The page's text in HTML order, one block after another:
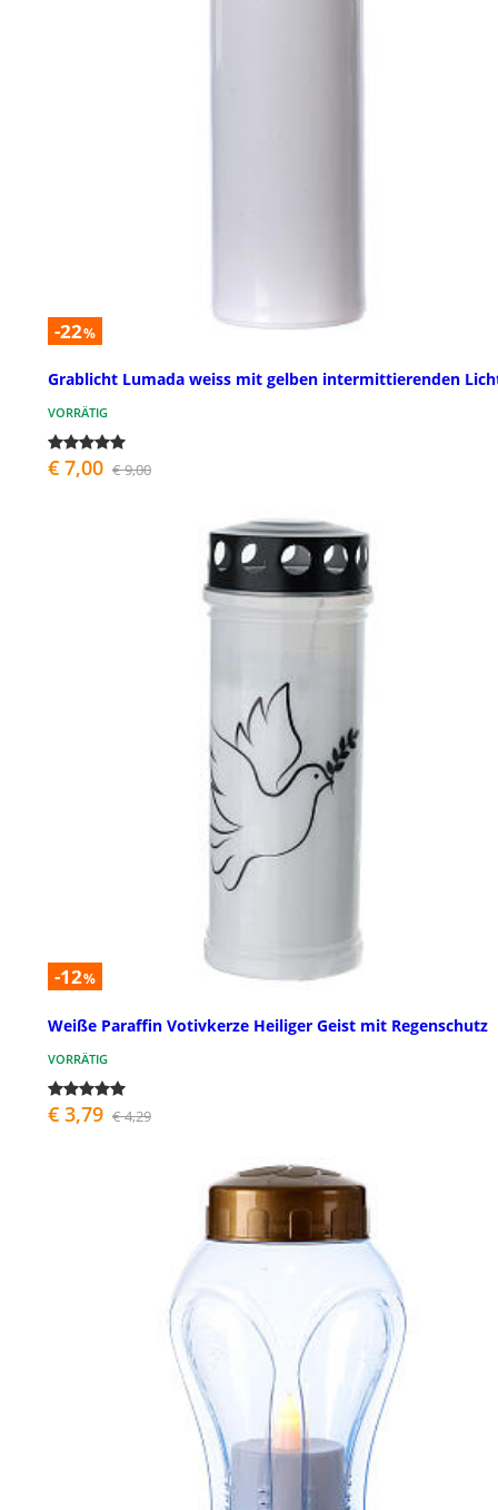
-22%
Grablicht Lumada weiss mit gelben intermittierenden
VORRÄTIG
€ 7,00 € 9,00
-12%
Weiße Paraffin Votivkerze Heiliger Geist mit Regenschutz
VORRÄTIG
€ 3,79 € 4,29